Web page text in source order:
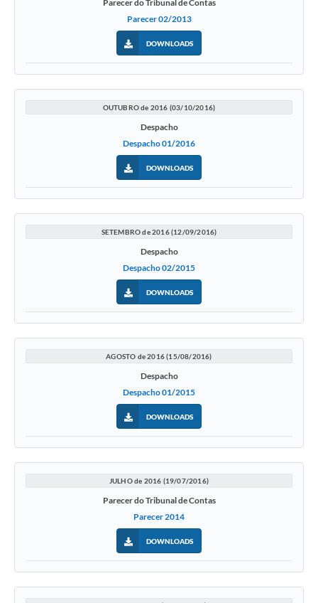
Parecer do Tribunal de Contas
Parecer 02/2013
DOWNLOADS
OUTUBRO de 2016 (03/10/2016)
Despacho
Despacho 01/2016
DOWNLOADS
SETEMBRO de 2016 (12/09/2016)
Despacho
Despacho 02/2015
DOWNLOADS
AGOSTO de 2016 (15/08/2016)
Despacho
Despacho 01/2015
DOWNLOADS
JULHO de 2016 (19/07/2016)
Parecer do Tribunal de Contas
Parecer 2014
DOWNLOADS